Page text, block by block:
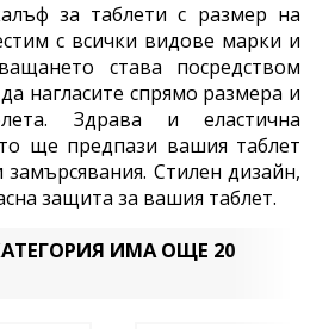
за таблети с размер на
с всички видове марки и
става посредством
нагласите спрямо размера и
Здрава и еластична
ще предпази вашия таблет
Стилен дизайн,
защита за вашия таблет.
ИМА ОЩЕ 20